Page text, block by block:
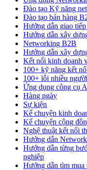
Đào tạo Kỹ năng
Đào tạo bán hàng
Hướng dẫn giao
Hướng dẫn xây
Networking B2B
Hướng dẫn xây
Kết nối kinh doanh
100+ kỹ năng kết
100+ lỗi nhiều
Ứng dụng công cụ
Hàng ngày
Sự kiện
Kể chuyện kinh
Kể chuyện cộng
Nghệ thuật kết nối
Hướng dẫn
Hướng dẫn từng
nghiệp
Hướng dẫn tìm mua